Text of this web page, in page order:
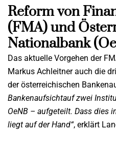
Reform von
(FMA) und
Nationalbank
Das aktuelle Vorgehen der
Markus Achleitner auch die
der österreichischen
Bankenaufsichtauf zwei
OeNB – aufgeteilt. Dass dies
liegt auf der Hand“, erklärt